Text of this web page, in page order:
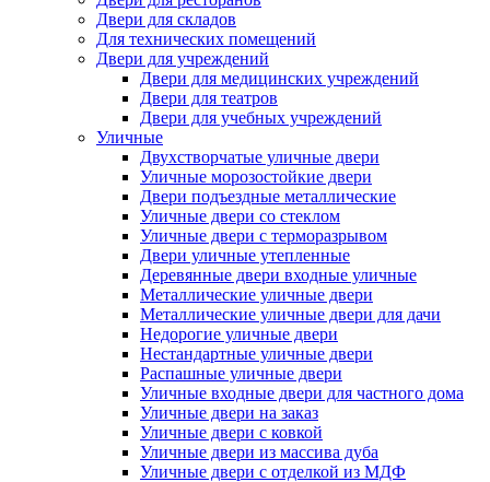
Двери для складов
Для технических помещений
Двери для учреждений
Двери для медицинских учреждений
Двери для театров
Двери для учебных учреждений
Уличные
Двухстворчатые уличные двери
Уличные морозостойкие двери
Двери подъездные металлические
Уличные двери со стеклом
Уличные двери с терморазрывом
Двери уличные утепленные
Деревянные двери входные уличные
Металлические уличные двери
Металлические уличные двери для дачи
Недорогие уличные двери
Нестандартные уличные двери
Распашные уличные двери
Уличные входные двери для частного дома
Уличные двери на заказ
Уличные двери с ковкой
Уличные двери из массива дуба
Уличные двери с отделкой из МДФ